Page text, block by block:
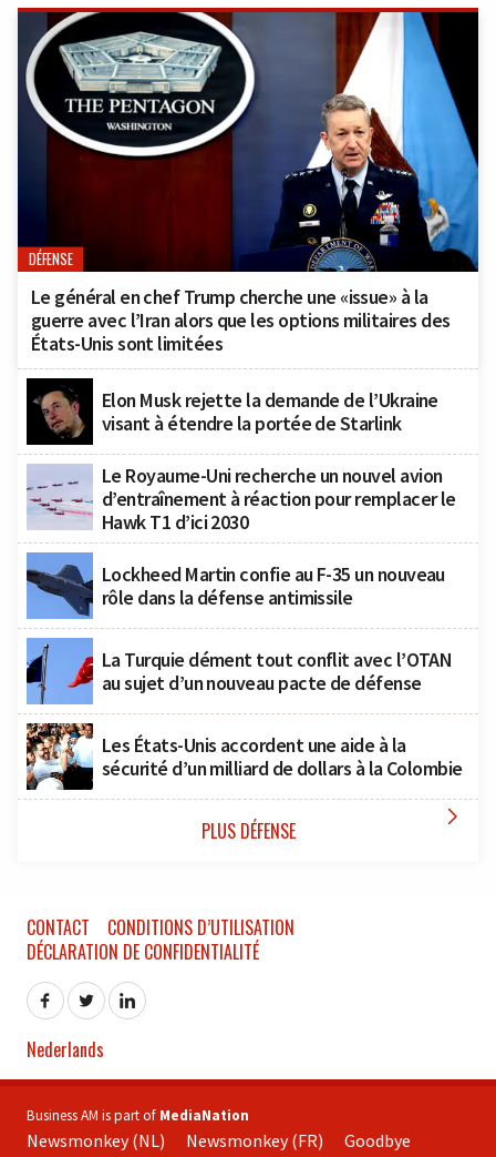
DÉFENSE
Le général en chef Trump cherche une «issue» à la
guerre avec l’Iran alors que les options militaires des
États-Unis sont limitées
Elon Musk rejette la demande de l’Ukraine
visant à étendre la portée de Starlink
Le Royaume-Uni recherche un nouvel avion
d’entraînement à réaction pour remplacer le
Hawk T1 d’ici 2030
Lockheed Martin confie au F-35 un nouveau
rôle dans la défense antimissile
La Turquie dément tout conflit avec l’OTAN
au sujet d’un nouveau pacte de défense
Les États-Unis accordent une aide à la
sécurité d’un milliard de dollars à la Colombie
PLUS DÉFENSE 
CONTACT
CONDITIONS D’UTILISATION
DÉCLARATION DE CONFIDENTIALITÉ
Nederlands
Business AM is part of MediaNation
Newsmonkey (NL) Newsmonkey (FR) Goodbye